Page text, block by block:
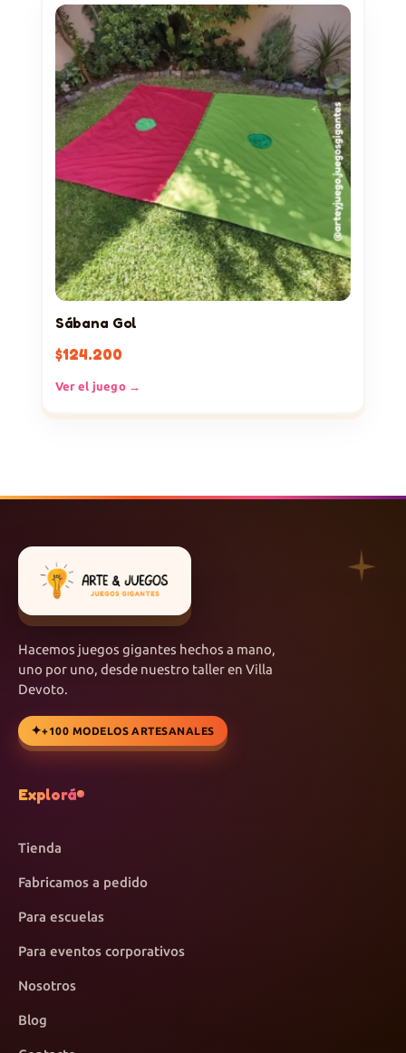
Sábana Gol
$124.200
Ver el juego →
Hacemos juegos gigantes hechos a mano,
uno por uno, desde nuestro taller en Villa
Devoto.
+100 MODELOS ARTESANALES
Explorá
Tienda
Fabricamos a pedido
Para escuelas
Para eventos corporativos
Nosotros
Blog